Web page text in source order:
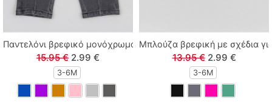
Παντελόνι βρεφικό μονόχρωμο ανθρακί
15.95 € 2.99 €
3-6M
Μπλούζα βρεφική με σχέδια
13.95 € 2.99 €
3-6M